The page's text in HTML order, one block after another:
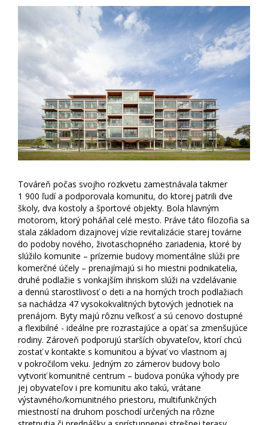
Továreň počas svojho rozkvetu zamestnávala takmer
1 900 ľudí a podporovala komunitu, do ktorej patrili dve
školy, dva kostoly a športové objekty. Bola hlavným
motorom, ktorý poháňal celé mesto. Práve táto filozofia sa
stala základom dizajnovej vízie revitalizácie starej továrne
do podoby nového, životaschopného zariadenia, ktoré by
slúžilo komunite – prízemie budovy momentálne slúži pre
komerčné účely – prenajímajú si ho miestni podnikatelia,
druhé podlažie s vonkajším ihriskom slúži na vzdelávanie
a dennú starostlivosť o deti a na horných troch podlažiach
sa nachádza 47 vysokokvalitných bytových jednotiek na
prenájom. Byty majú rôznu veľkosť a sú cenovo dostupné
a flexibilné - ideálne pre rozrastajúce a opäť sa zmenšujúce
rodiny. Zároveň podporujú starších obyvateľov, ktorí chcú
zostať v kontakte s komunitou a bývať vo vlastnom aj
v pokročilom veku. Jedným zo zámerov budovy bolo
vytvoriť komunitné centrum – budova ponúka výhody pre
jej obyvateľov i pre komunitu ako takú, vrátane
výstavného/komunitného priestoru, multifunkčných
miestností na druhom poschodí určených na rôzne